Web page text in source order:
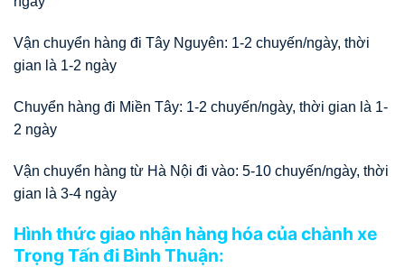
Vận chuyển hàng đi Tây Nguyên: 1-2 chuyến/ngày, thời
gian là 1-2 ngày
Chuyển hàng đi Miền Tây: 1-2 chuyến/ngày, thời gian là 1-
2 ngày
Vận chuyển hàng từ Hà Nội đi vào: 5-10 chuyến/ngày, thời
gian là 3-4 ngày
Hình thức giao nhận hàng hóa của chành xe
Trọng Tấn đi Bình Thuận: